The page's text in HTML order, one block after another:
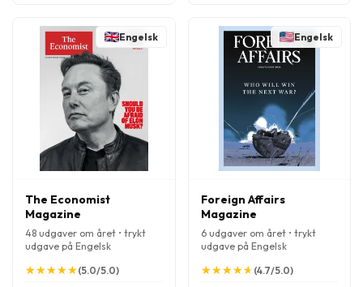
Engelsk
The Economist
Magazine
48 udgaver om året • trykt
udgave på Engelsk
★
★★
★★
★★
★★
★(5.0/5.0)
Engelsk
Foreign Affairs
Magazine
6 udgaver om året • trykt
udgave på Engelsk
★
★★
★★
★★
★★
★ (4.7/5.0)